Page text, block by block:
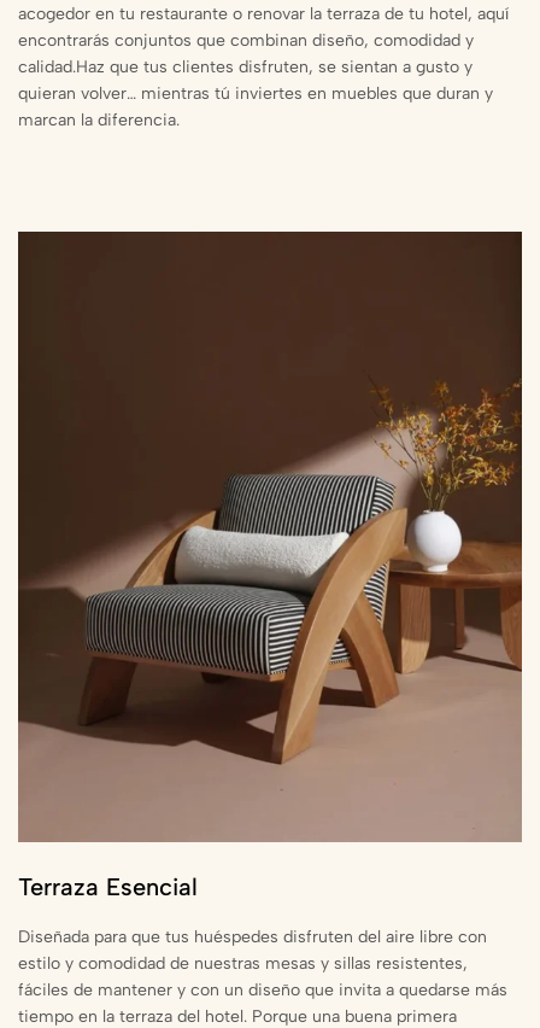
acogedor en tu restaurante o renovar la terraza de tu hotel, aquí
encontrarás conjuntos que combinan diseño, comodidad y
calidad.Haz que tus clientes disfruten, se sientan a gusto y
quieran volver… mientras tú inviertes en muebles que duran y
marcan la diferencia.
Terraza Esencial
Diseñada para que tus huéspedes disfruten del aire libre con
estilo y comodidad de nuestras mesas y sillas resistentes,
fáciles de mantener y con un diseño que invita a quedarse más
tiempo en la terraza del hotel. Porque una buena primera